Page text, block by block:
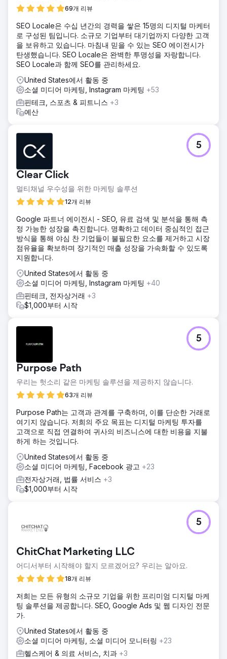
69개 리뷰
SEO Locale은 수십 년간의 경력을 쌓은 15명의 디지털 마케터
로 구성된 팀입니다. 소규모 기업부터 대기업까지 다양한 고객
을 보유하고 있습니다. 마침내 믿을 수 있는 SEO 에이전시가
탄생했습니다. SEO Locale은 완벽한 투명성을 자랑합니다.
SEO Locale과 함께 SEO를 관리하세요.
United States에서 활동 중
소셜 미디어 마케팅, Instagram 마케팅 +53
핀테크, 스포츠 & 피트니스 +3
예산
Clear Click
멀티채널 우수성을 위한 마케팅 솔루션
12개 리뷰
5
Google 파트너 에이전시 - SEO, 유료 검색 및 분석을 통해 측
정 가능한 성장을 촉진합니다. 명확하고 데이터 중심적인 접근
방식을 통해 야심 찬 기업들이 불필요한 요소를 제거하고 시장
점유율을 확보하며 장기적인 매출 성장을 가속화할 수 있도록
지원합니다.
United States에서 활동 중
소셜 미디어 마케팅, Instagram 마케팅 +40
핀테크, 전자상거래 +3
$1,000부터 시작
Purpose Path
우리는 헛소리 같은 마케팅 솔루션을 제공하지 않습니다.
63개 리뷰
5
Purpose Path는 고객과 관계를 구축하며, 이를 단순한 거래로
여기지 않습니다. 저희의 주요 목표는 디지털 마케팅 투자를
고객으로 직접 연결하여 귀사의 비즈니스에 대한 비용을 지불
하게 하는 것입니다.
United States에서 활동 중
소셜 미디어 마케팅, Facebook 광고 +23
전자상거래, 법률 서비스 +3
$1,000부터 시작
ChitChat Marketing LLC
어디서부터 시작해야 할지 모르겠어요? 우리는 알아요.
18개 리뷰
5
저희는 모든 유형의 소규모 기업을 위한 프리미엄 디지털 마케
팅 솔루션을 제공합니다. SEO, Google Ads 및 웹 디자인 전문
가.
United States에서 활동 중
소셜 미디어 마케팅, 소셜 미디어 모니터링 +23
헬스케어 & 의료 서비스, 치과 +3